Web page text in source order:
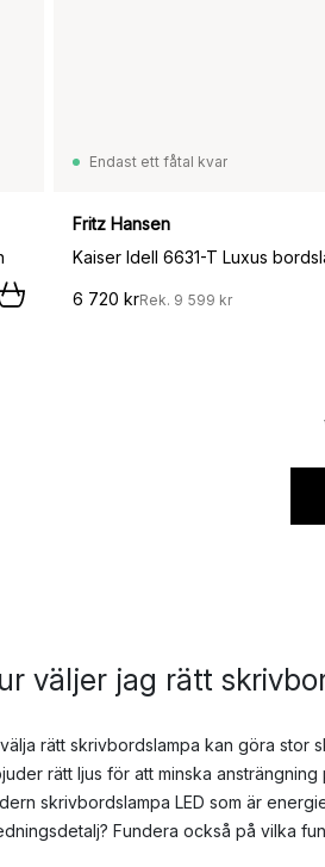
Endast ett fåtal kvar
Fritz Hansen
6 720 krRek. 9 599 kr
väljer jag rätt
rätt skrivbordslampa kan göra stor
rätt ljus för att minska
skrivbordslampa LED som är
Fundera också på vilka